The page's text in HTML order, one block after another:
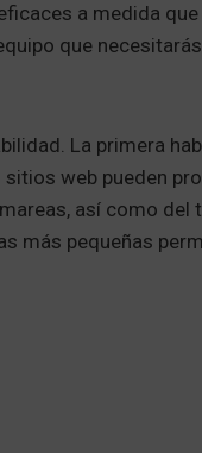
a medida
que
La primera
sitios web pueden
así como del
más pequeñas